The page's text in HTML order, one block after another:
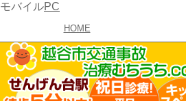
HOME
モバイルPC